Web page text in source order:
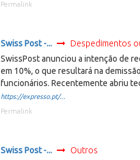
Permalink
Swiss Post -...
Despedimentos
SwissPost anunciou a intenção de
em 10%, o que resultará na
funcionários. Recentemente abriu
https://expresso.pt/...
Permalink
Swiss Post -...
Outros